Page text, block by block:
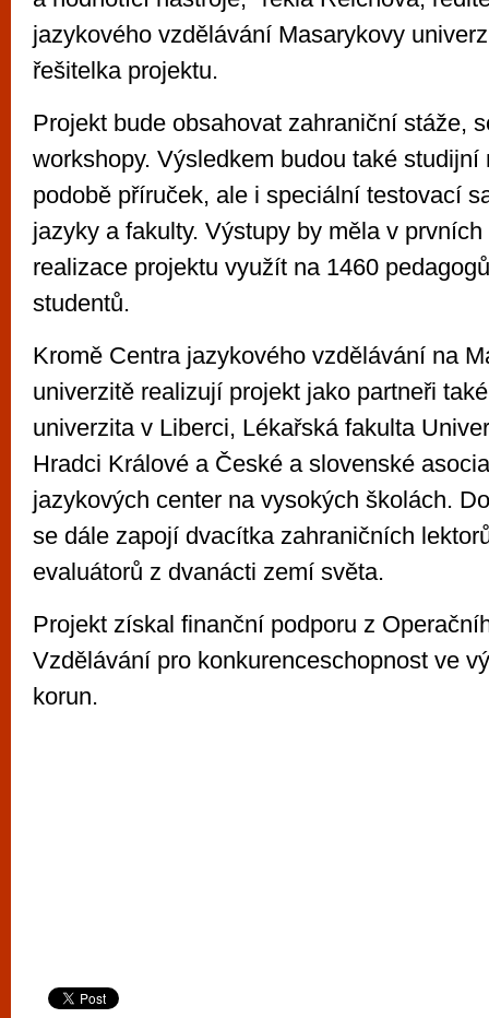
jazykového vzdělávání Masarykovy
řešitelka projektu.
Projekt bude obsahovat zahraniční stáže,
workshopy. Výsledkem budou také studijní
podobě příruček, ale i speciální testovací
jazyky a fakulty. Výstupy by měla v
realizace projektu využít na 1460
studentů.
Kromě Centra jazykového vzdělávání na
univerzitě realizují projekt jako partneři
univerzita v Liberci, Lékařská fakulta
Hradci Králové a České a slovenské
jazykových center na vysokých školách.
se dále zapojí dvacítka zahraničních
evaluátorů z dvanácti zemí světa.
Projekt získal finanční podporu z
Vzdělávání pro konkurenceschopnost ve
korun.